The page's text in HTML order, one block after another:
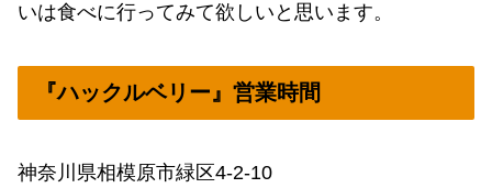
いは食べに行ってみて欲しいと思います。
『ハックルベリー』営業時間
神奈川県相模原市緑区4-2-10